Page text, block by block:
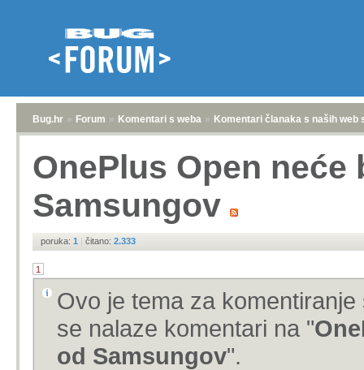
Bug.hr » Forum » Komentari s weba » Komentari članaka s naših web
OnePlus Open
Samsungov
poruka: 1 | čitano: 2.333
1
Ovo je tema za
se nalaze komentari na "
od Samsungov".